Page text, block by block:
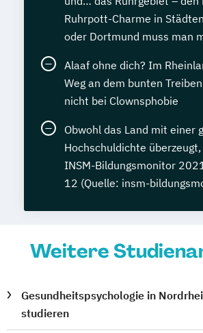
Ruhrpott-Charme in
oder Dortmund muss man
Alaaf ohne dich? Im
Weg an dem bunten
nicht bei Clownsphobie
Obwohl das Land mit einer
Hochschuldichte
INSM-Bildungsmonitor
12 (Quelle: insm-
Weitere
Gesundheitspsychologie in
studieren